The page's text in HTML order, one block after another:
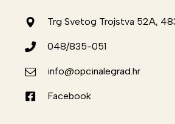
Trg Svetog Trojstva 52A,
048/835-051
info@opcinalegrad.hr
Facebook